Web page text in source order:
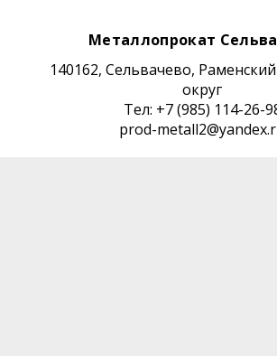
Металлопрокат
140162, Сельвачево,
округ
Тел: +7 (985) 114-26-
prod-